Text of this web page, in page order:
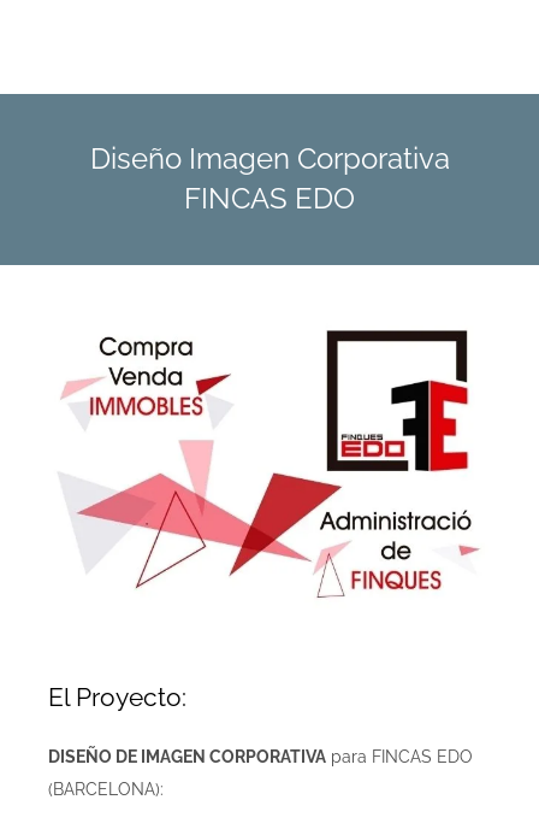
Diseño Imagen Corporativa
FINCAS EDO
El Proyecto:
DISEÑO DE IMAGEN CORPORATIVA para FINCAS EDO
(BARCELONA):